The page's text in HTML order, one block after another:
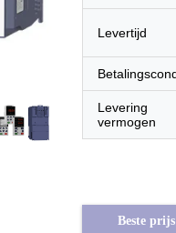
Levertijd
Levering
vermogen
Beste prijs